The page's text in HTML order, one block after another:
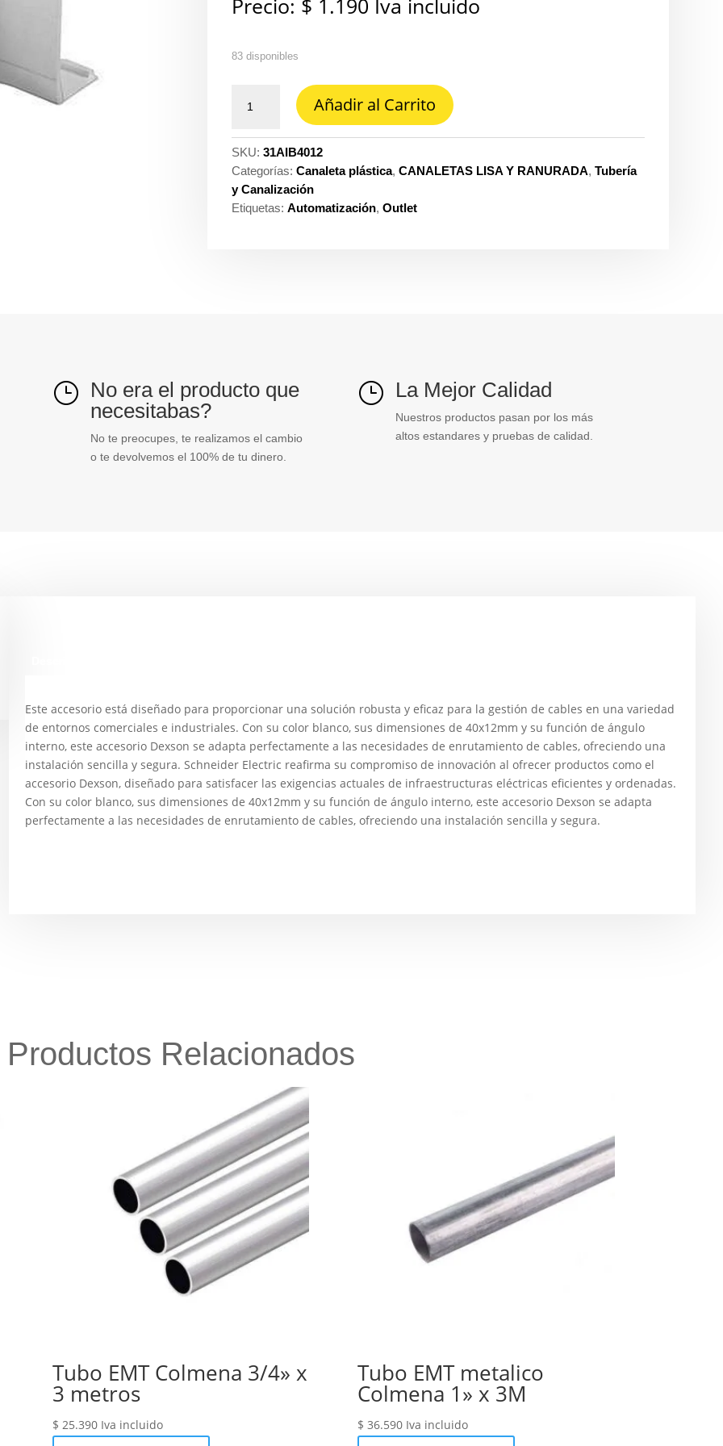
Precio: $ 1.190 Iva incluido
83 disponibles
curvo
40
MM
x
12
Añadir al Carrito
SKU:31AIB4012
Categorías:Canaleta plástica,CANALETAS LISA Y RANURADA,Tubería
y Canalización
Etiquetas:Automatización,Outlet
} No era el producto que
necesitabas?
No te preocupes, te realizamos el cambio
o te devolvemos el 100% de tu dinero.
} La Mejor Calidad
Nuestros productos pasan por los más
altos estandares y pruebas de calidad.
Este accesorio está diseñado para proporcionar una solución robusta y eficaz para la gestión de cables en una variedad
de entornos comerciales e industriales. Con su color blanco, sus dimensiones de 40x12mm y su función de ángulo
interno, este accesorio Dexson se adapta perfectamente a las necesidades de enrutamiento de cables, ofreciendo una
instalación sencilla y segura. Schneider Electric reafirma su compromiso de innovación al ofrecer productos como el
accesorio Dexson, diseñado para satisfacer las exigencias actuales de infraestructuras eléctricas eficientes y ordenadas.
Con su color blanco, sus dimensiones de 40x12mm y su función de ángulo interno, este accesorio Dexson se adapta
perfectamente a las necesidades de enrutamiento de cables, ofreciendo una instalación sencilla y segura.
Productos Relacionados
Tubo EMT Colmena 3/4» x
3 metros
$ 25.390 Iva incluido
Tubo EMT metalico
Colmena 1» x 3M
$ 36.590 Iva incluido